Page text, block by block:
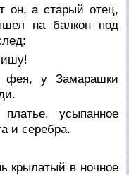
он, а старый отец,
на балкон под
фея, у Замарашки
усыпанное
и серебра.
крылатый в ночное